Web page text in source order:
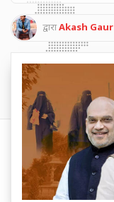
द्वाराAkash Gaur